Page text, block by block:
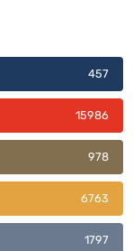
457
15986
978
6763
1797